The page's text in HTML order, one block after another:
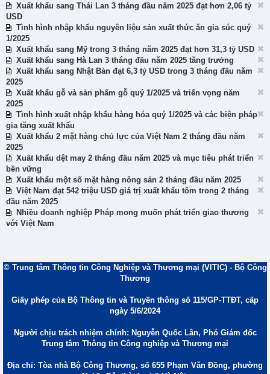
Xuất khẩu sang Thái Lan 3 tháng đầu năm 2025 đạt hơn 2,06 tỷ
USD
Tình hình nhập khẩu nguyên liệu sản xuất thức ăn gia súc quý
1/2025
Xuất khẩu sang Mỹ trong 3 tháng năm 2025 đạt hơn 31,3 tỷ USD
Xuất khẩu sang Hà Lan 3 tháng đầu năm 2025 tăng trưởng
Xuất khẩu sang Nhật Bản đạt 6,3 tỷ USD trong 3 tháng đầu năm
2025
Xuất khẩu gỗ và sản phẩm gỗ quý 1/2025 và triển vọng năm
2025
Tình hình xuất nhập khẩu hàng hóa quý 1/2025 và các biện pháp
gia tăng xuất khẩu
Xuất khẩu 2 mặt hàng chủ lực của Việt Nam 2 tháng đầu năm
2025
Xuất khẩu dệt may 2 tháng đầu năm 2025 và mục tiêu phát triển
bền vững
Xuất khẩu một số mặt hàng nông sản 2 tháng đầu năm 2025
Việt Nam đạt 542 triệu USD giá trị xuất khẩu tôm trong 2 tháng
đầu năm 2025
Nhiều doanh nghiệp Pháp mong muốn phát triển giao thương
với Việt Nam
© Trung tâm Thông tin Công Nghiệp và Thương mại (VITIC) - Bộ Công
Thương
Giấy phép của Bộ Thông tin và Truyền thông số 115/GP-TTĐT, cấp
ngày 5/6/2024
Người chịu trách nhiệm chính: Nguyễn Quốc Lân, Phó Giám đốc
Trung tâm Thông tin Công nghiệp và Thương mại
Địa chỉ: Tòa nhà Bộ Công Thương, số 655 Phạm Văn Đồng, phường